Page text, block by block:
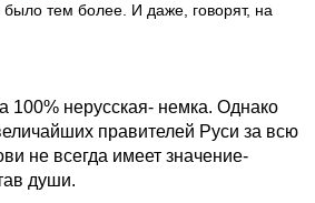
было тем более. И даже, говорят, на
100% нерусская- немка. Однако
правителей Руси за всю
не всегда имеет значение-
души.